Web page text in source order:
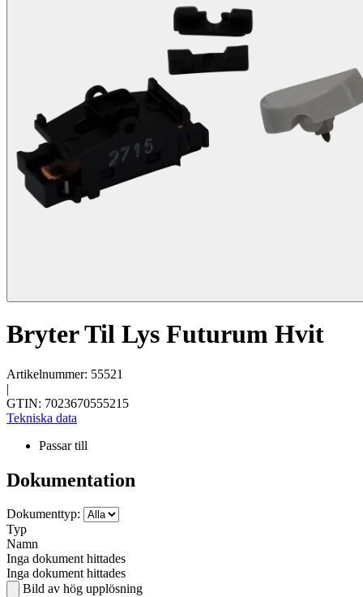
Bryter Til Lys Futurum Hvit
Artikelnummer: 55521
|
GTIN: 7023670555215
Tekniska data
Passar till
Dokumentation
Dokumenttyp:
Typ
Namn
Inga dokument hittades
Inga dokument hittades
Bild av hög upplösning